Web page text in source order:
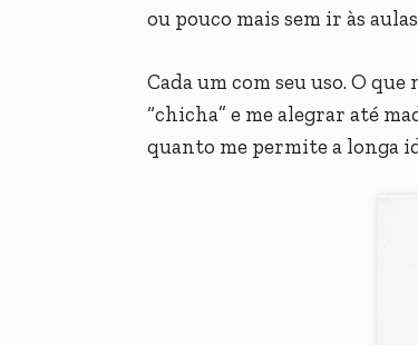
ou pouco mais sem ir às
Cada um com seu uso. O
“chicha” e me alegrar até
quanto me permite a longa